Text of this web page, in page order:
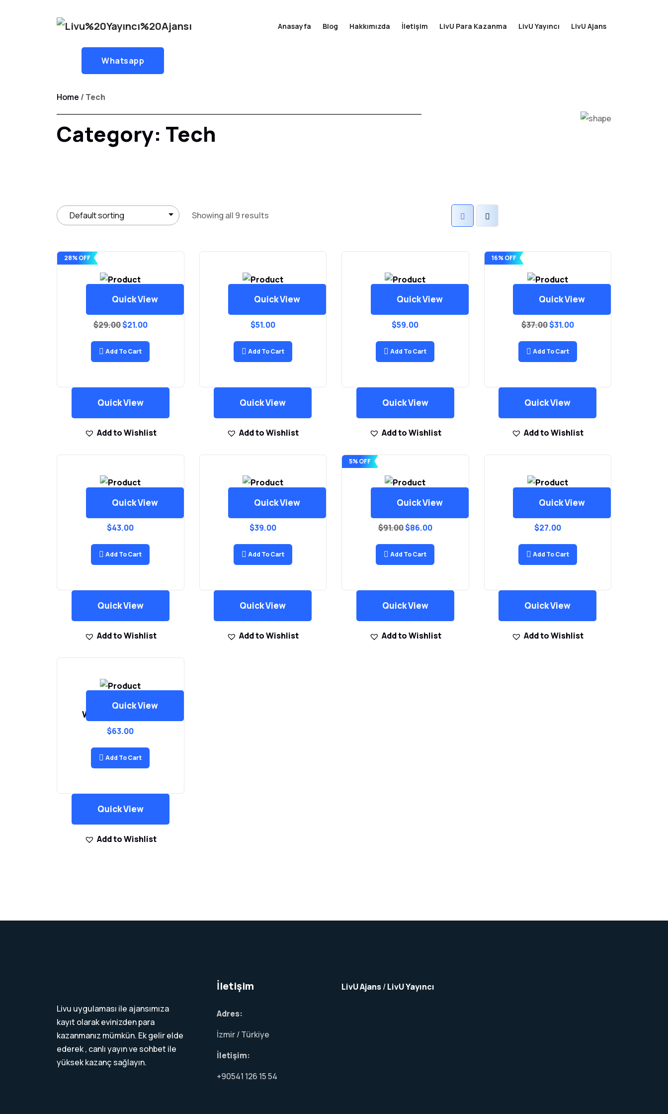
Anasayfa Blog Hakkımızda İletişim LivU Para Kazanma LivU Yayıncı LivU Ajans
Whatsapp
Home / Tech
Category: Tech
Showing all 9 results
28% OFF
Quick View
$29.00$21.00
Add To Cart
Quick View
Add to Wishlist
Quick View
$51.00
Add To Cart
Quick View
Add to Wishlist
Quick View
$59.00
Add To Cart
Quick View
Add to Wishlist
16% OFF
Quick View
$37.00$31.00
Add To Cart
Quick View
Add to Wishlist
Quick View
$43.00
Add To Cart
Quick View
Add to Wishlist
Quick View
$39.00
Add To Cart
Quick View
Add to Wishlist
5% OFF
Quick View
$91.00$86.00
Add To Cart
Quick View
Add to Wishlist
Quick View
$27.00
Add To Cart
Quick View
Add to Wishlist
Quick View
Wireless Speaker
$63.00
Add To Cart
Quick View
Add to Wishlist
Livu uygulaması ile ajansımıza
kayıt olarak evinizden para
kazanmanız mümkün. Ek gelir elde
ederek , canlı yayın ve sohbet ile
yüksek kazanç sağlayın.
İletişim
Adres:
İzmir / Türkiye
İletişim:
+90541 126 15 54
LivU Ajans/LivU Yayıncı